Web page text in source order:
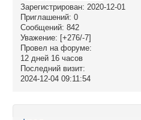
Зарегистрирован: 2020-12-01
Приглашений: 0
Сообщений: 842
Уважение: [+276/-7]
Провел на форуме:
12 дней 16 часов
Последний визит:
2024-12-04 09:11:54